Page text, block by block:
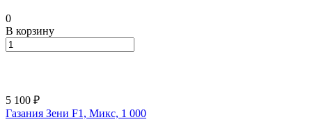
0
В корзину
5 100 ₽
Газания Зени F1, Микс, 1 000